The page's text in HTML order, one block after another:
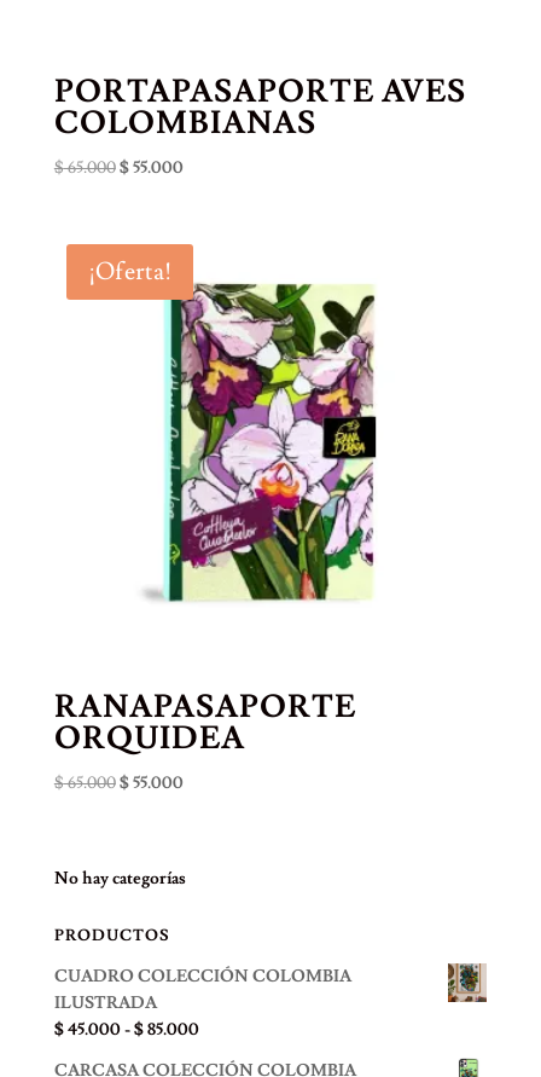
PORTAPASAPORTE AVES
COLOMBIANAS
$65.000El
era:
$ 65.000.
$55.000El
es:
$ 55.000.
¡Oferta!
RANAPASAPORTE
ORQUIDEA
$65.000El
$ 65.000.
$55.000El
No hay categorías
PRODUCTOS
CUADRO COLECCIÓN COLOMBIA
ILUSTRADA
$45.000-$85.000Rango
CARCASA COLECCIÓN COLOMBIA